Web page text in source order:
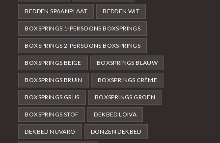
BEDDEN SPAANPLAAT BEDDEN WIT
BOXSPRINGS 1-PERSOONS BOXSPRINGS
BOXSPRINGS 2-PERSOONS BOXSPRINGS
BOXSPRINGS BEIGE BOXSPRINGS BLAUW
BOXSPRINGS BRUIN BOXSPRINGS CRÈME
BOXSPRINGS GRIJS BOXSPRINGS GROEN
BOXSPRINGS STOF DEKBED LOIVA
DEKBED NUVARO DONZEN DEKBED